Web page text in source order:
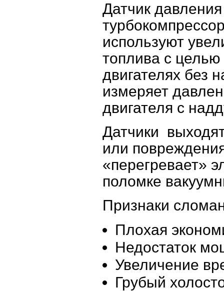
Датчик
используют
топлива с
двигателях без
измеряет
двигателя с
Датчики
или
«перегревает»
поломке
Признаки
Плохая
Недостаток
Увеличение
Грубый